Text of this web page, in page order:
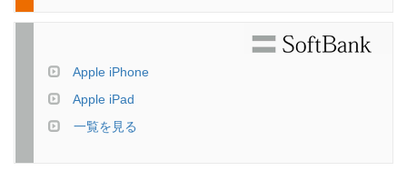
Apple iPhone
Apple iPad
一覧を見る